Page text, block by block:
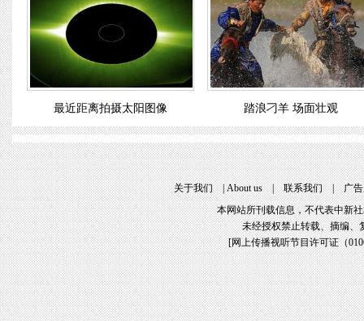
最近距离拍摄太阳图像 踏浪刁羊 场面壮观
关于我们|About us|联系我们|广
本网站所刊载信息，不代表中新
未经授权禁止转载、摘编、
[网上传播视听节目许可证（